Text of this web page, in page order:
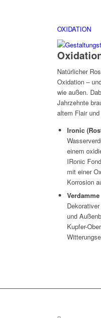
OXIDATION
Natürlicher
Oxidation –
wie außen.
Jahrzehnte
altem Flair
Ironic
einem
IRonic
mit einer
Korrosion
Verdamme
und
Kupfer-